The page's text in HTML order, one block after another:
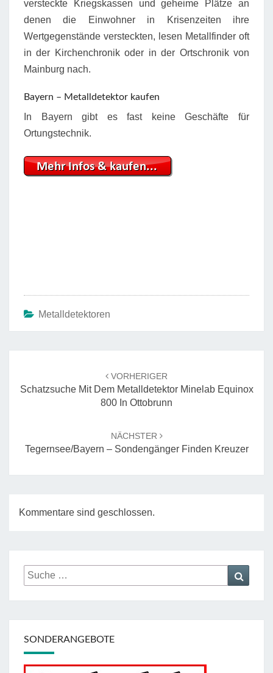
versteckte Kriegskassen und geheime Plätze an
denen die Einwohner in Krisenzeiten ihre
Wertgegenstände versteckten, lesen Metallfinder oft
in der Kirchenchronik oder in der Ortschronik von
Mainburg nach.
Bayern – Metalldetektor kaufen
In Bayern gibt es fast keine Geschäfte für
Ortungstechnik.
Metalldetektoren
VORHERIGER
Schatzsuche Mit Dem Metalldetektor Minelab Equinox
800 In Ottobrunn
NÄCHSTER
Tegernsee/Bayern – Sondengänger Finden Kreuzer
Kommentare sind geschlossen.
Suche
nach:
SONDERANGEBOTE